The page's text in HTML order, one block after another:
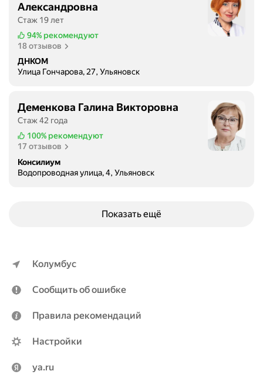
Александровна
Стаж 19 лет
94% рекомендуют
18 отзывов
ДНКОМ
Улица Гончарова, 27, Ульяновск
Деменкова Галина Викторовна
Стаж 42 года
100% рекомендуют
17 отзывов
Консилиум
Водопроводная улица, 4, Ульяновск
Показать ещё
Колумбус
Сообщить об ошибке
Правила рекомендаций
Настройки
ya.ru